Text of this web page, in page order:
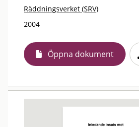
Räddningsverket (SRV)
2004
Öppna dokument